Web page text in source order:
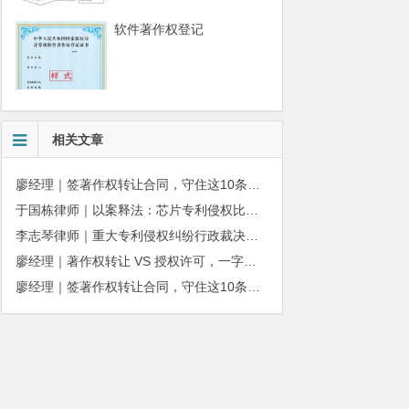
软件著作权登记
相关文章
李志琴律师｜重大专利侵权纠纷行政裁决：适用情形与办理规则详解
廖经理｜著作权转让 VS 授权许可，一字之差，权益天壤之别